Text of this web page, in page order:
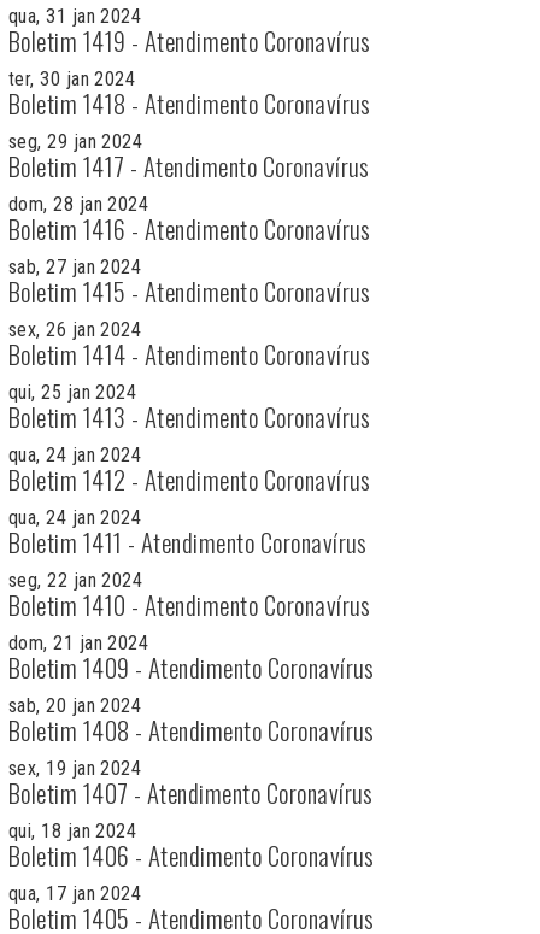
qua, 31 jan 2024
Boletim 1419 - Atendimento Coronavírus
ter, 30 jan 2024
Boletim 1418 - Atendimento Coronavírus
seg, 29 jan 2024
Boletim 1417 - Atendimento Coronavírus
dom, 28 jan 2024
Boletim 1416 - Atendimento Coronavírus
sab, 27 jan 2024
Boletim 1415 - Atendimento Coronavírus
sex, 26 jan 2024
Boletim 1414 - Atendimento Coronavírus
qui, 25 jan 2024
Boletim 1413 - Atendimento Coronavírus
qua, 24 jan 2024
Boletim 1412 - Atendimento Coronavírus
qua, 24 jan 2024
Boletim 1411 - Atendimento Coronavírus
seg, 22 jan 2024
Boletim 1410 - Atendimento Coronavírus
dom, 21 jan 2024
Boletim 1409 - Atendimento Coronavírus
sab, 20 jan 2024
Boletim 1408 - Atendimento Coronavírus
sex, 19 jan 2024
Boletim 1407 - Atendimento Coronavírus
qui, 18 jan 2024
Boletim 1406 - Atendimento Coronavírus
qua, 17 jan 2024
Boletim 1405 - Atendimento Coronavírus